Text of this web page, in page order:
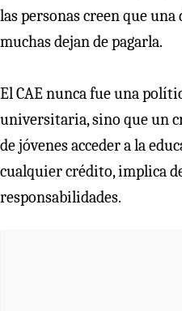
las personas creen que una
muchas dejan de pagarla.
El CAE nunca fue una
universitaria, sino que un
de jóvenes acceder a la
cualquier crédito, implica
responsabilidades.